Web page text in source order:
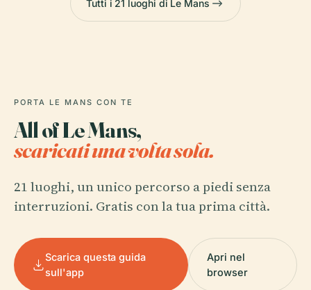
Tutti i 21 luoghi di Le Mans
PORTA LE MANS CON TE
All of Le Mans,
scaricati una volta sola.
21 luoghi, un unico percorso a piedi senza
interruzioni. Gratis con la tua prima città.
Scarica questa guida
sull'app
Apri nel
browser